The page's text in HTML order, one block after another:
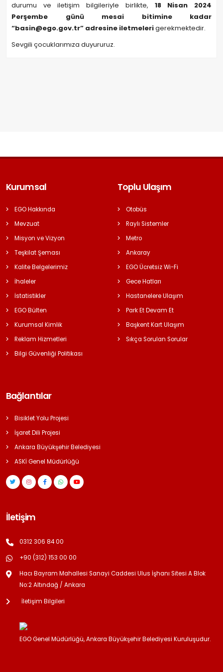
durumu ve iletişim bilgileriyle birlikte, 18 Nisan 2024
Perşembe günü mesai bitimine kadar
“basin@ego.gov.tr” adresine iletmelerigerekmektedir.
Sevgili çocuklarımıza duyururuz.
Kurumsal
EGO Hakkında
Mevzuat
Misyon ve Vizyon
Teşkilat Şeması
Kalite Belgelerimiz
İhaleler
İstatistikler
EGO Bülten
Kurumsal Kimlik
Reklam Hizmetleri
Bilgi Güvenliği Politikası
Toplu Ulaşım
Otobüs
Raylı Sistemler
Metro
Ankaray
EGO Ücretsiz Wi-Fi
Gece Hatları
Hastanelere Ulaşım
Park Et Devam Et
Başkent Kart Ulaşım
Sıkça Sorulan Sorular
Bağlantılar
Bisiklet Yolu Projesi
İşaret Dili Projesi
Ankara Büyükşehir Belediyesi
ASKİ Genel Müdürlüğü
İletişim
0312 306 84 00
+90 (312) 153 00 00
Hacı Bayram Mahallesi Sanayi Caddesi Ulus İşhanı Sitesi A Blok
No:2 Altındağ / Ankara
İletişim Bilgileri
EGO Genel Müdürlüğü, Ankara Büyükşehir Belediyesi Kuruluşudur.